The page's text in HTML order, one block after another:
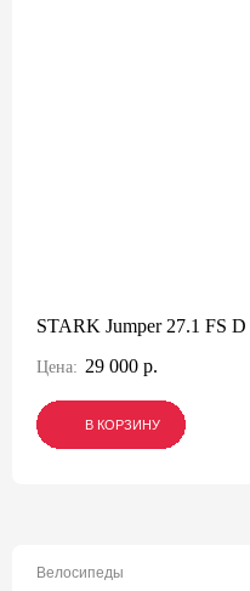
STARK Jumper 27.1 FS D
Цена: 29 000 р.
В КОРЗИНУ
В КОРЗИНУ
В КОРЗИНУ
Велосипеды